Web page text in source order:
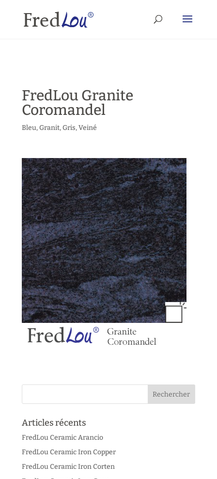
FredLou Granite
Coromandel
Bleu,Granit,Gris,Veiné
Articles récents
FredLou Ceramic Arancio
FredLou Ceramic Iron Copper
FredLou Ceramic Iron Corten